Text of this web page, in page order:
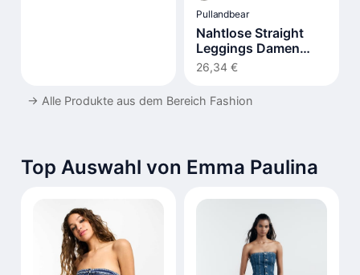
Pullandbear
Nahtlose Straight
Leggings Damen
Hohe Taille Flared
26,34 €
→ Alle Produkte aus dem Bereich Fashion
Top Auswahl von Emma Paulina